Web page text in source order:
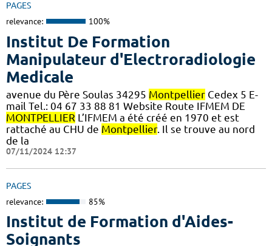
PAGES
relevance: 100%
Institut De Formation
Manipulateur d'Electroradiologie
Medicale
avenue du Père Soulas 34295 Montpellier Cedex 5 E-
mail Tel.: 04 67 33 88 81 Website Route IFMEM DE
MONTPELLIER L’IFMEM a été créé en 1970 et est
rattaché au CHU de Montpellier. Il se trouve au nord
de la
07/11/2024 12:37
PAGES
relevance: 85%
Institut de Formation d'Aides-
Soignants